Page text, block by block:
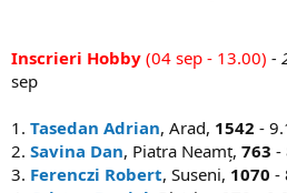
Inscrieri Hobby (04 sep - 13.00) -
sep
1. Tasedan Adrian, Arad, 1542 -
2. Savina Dan, Piatra Neamț, 763 -
3. Ferenczi Robert, Suseni, 1070 -